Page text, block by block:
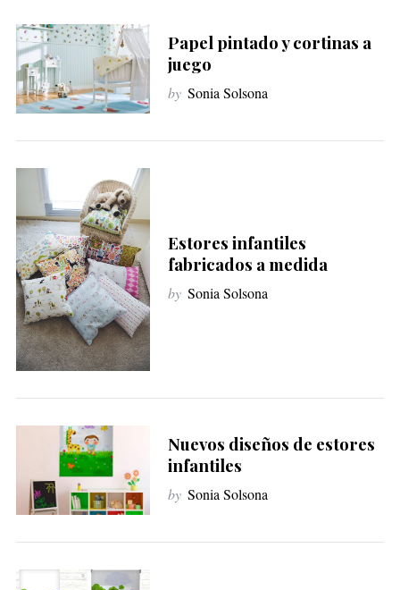
Papel pintado y cortinas a
juego
by Sonia Solsona
Estores infantiles
fabricados a medida
by Sonia Solsona
Nuevos diseños de estores
infantiles
by Sonia Solsona